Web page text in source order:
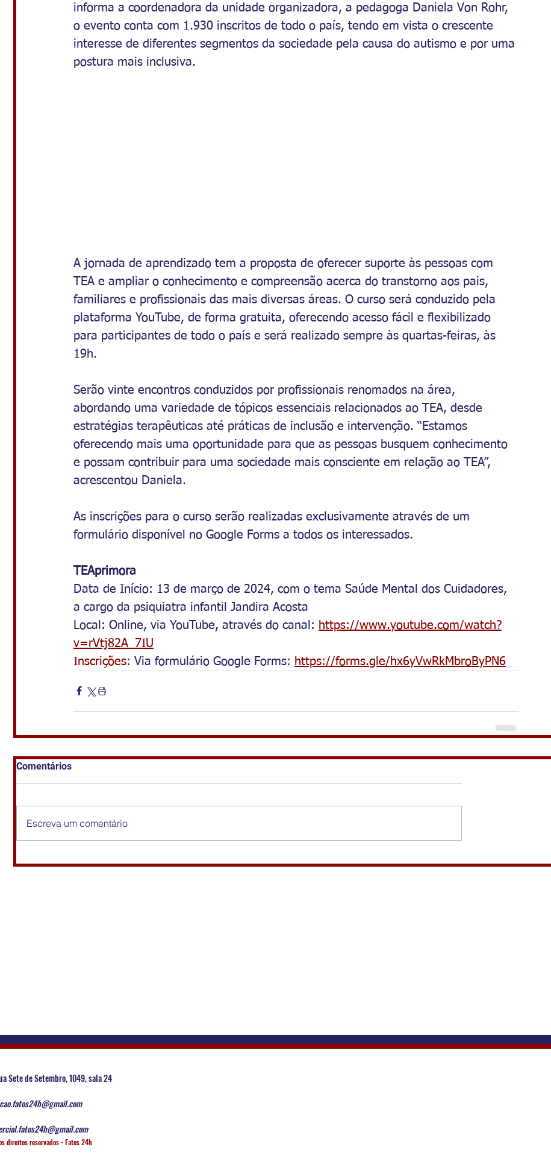
informa a coordenadora da unidade organizadora, a pedagoga Daniela Von Rohr,
o evento conta com 1.930 inscritos de todo o país, tendo em vista o crescente
interesse de diferentes segmentos da sociedade pela causa do autismo e por uma
postura mais inclusiva.
A jornada de aprendizado tem a proposta de oferecer suporte às pessoas com
TEA e ampliar o conhecimento e compreensão acerca do transtorno aos pais,
familiares e profissionais das mais diversas áreas. O curso será conduzido pela
plataforma YouTube, de forma gratuita, oferecendo acesso fácil e flexibilizado
para participantes de todo o país e será realizado sempre às quartas-feiras, às
19h.
Serão vinte encontros conduzidos por profissionais renomados na área,
abordando uma variedade de tópicos essenciais relacionados ao TEA, desde
estratégias terapêuticas até práticas de inclusão e intervenção. “Estamos
oferecendo mais uma oportunidade para que as pessoas busquem conhecimento
e possam contribuir para uma sociedade mais consciente em relação ao TEA”,
acrescentou Daniela.
As inscrições para o curso serão realizadas exclusivamente através de um
formulário disponível no Google Forms a todos os interessados.
TEAprimora
Data de Início: 13 de março de 2024, com o tema Saúde Mental dos Cuidadores,
a cargo da psiquiatra infantil Jandira Acosta
Local: Online, via YouTube, através do canal: https://www.youtube.com/watch?
v=rVtj82A_7IU
Inscrições: Via formulário Google Forms: https://forms.gle/hx6yVwRkMbroByPN6
Comentários
Escreva um comentário
Sete de Setembro, 1049, sala 24
direitos reservados - Fatos 24h